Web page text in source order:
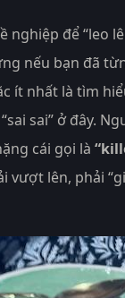
nghiệp để “leo
nếu bạn đã
ít nhất là tìm
sai” ở đây.
cái gọi là
vượt lên, phải